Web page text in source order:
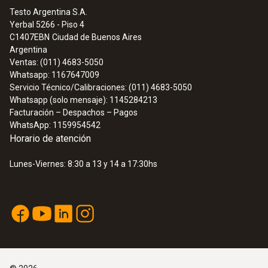
:0636 9735
mm)
Testo Argentina S.A.
Yerbal 5266 - Piso 4
C1407EBN Ciudad de Buenos Aires
Argentina
Ventas: (011) 4683-5050
Whatsapp: 1167647009
Servicio Técnico/Calibraciones: (011) 4683-5050
Whatsapp (solo mensaje): 1145284213
Facturación – Despachos – Pagos
WhatsApp: 1159954542
Horario de atención
Lunes-Viernes: 8:30 a 13 y 14 a 17:30hs